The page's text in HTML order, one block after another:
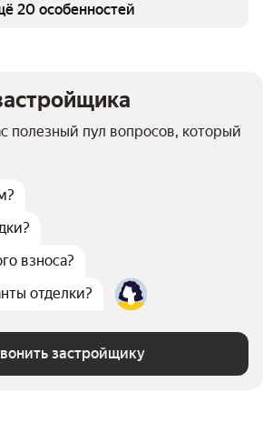
есть
есть
есть
есть
20 особенностей
полезный пул вопросов, который
взноса?
отделки?
застройщику